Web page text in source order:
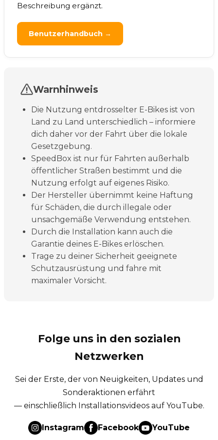
Beschreibung ergänzt.
Benutzerhandbuch →
Warnhinweis
Die Nutzung entdrosselter E-Bikes ist von
Land zu Land unterschiedlich – informiere
dich daher vor der Fahrt über die lokale
Gesetzgebung.
SpeedBox ist nur für Fahrten außerhalb
öffentlicher Straßen bestimmt und die
Nutzung erfolgt auf eigenes Risiko.
Der Hersteller übernimmt keine Haftung
für Schäden, die durch illegale oder
unsachgemäße Verwendung entstehen.
Durch die Installation kann auch die
Garantie deines E-Bikes erlöschen.
Trage zu deiner Sicherheit geeignete
Schutzausrüstung und fahre mit
maximaler Vorsicht.
Folge uns in den sozialen
Netzwerken
Sei der Erste, der von Neuigkeiten, Updates und
Sonderaktionen erfährt
— einschließlich Installationsvideos auf YouTube.
Instagram Facebook YouTube